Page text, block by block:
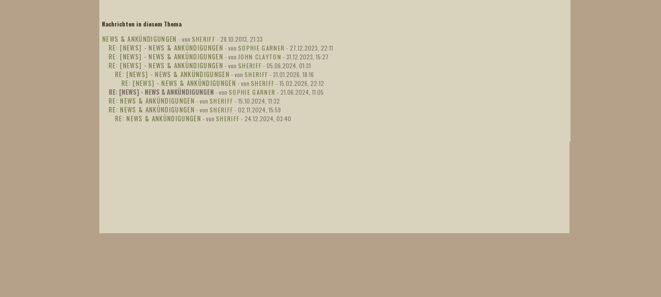
werden möchte.
Nachrichten in diesem Thema
NEWS & ANKÜNDIGUNGEN - von SHERIFF - 28.10.2013, 21:33
RE: [NEWS] - NEWS & ANKÜNDIGUNGEN - von SOPHIE GARNER - 27.12.2023, 22:11
RE: [NEWS] - NEWS & ANKÜNDIGUNGEN - von JOHN CLAYTON - 31.12.2023, 15:27
RE: [NEWS] - NEWS & ANKÜNDIGUNGEN - von SHERIFF - 05.06.2024, 01:31
RE: [NEWS] - NEWS & ANKÜNDIGUNGEN - von SHERIFF - 31.01.2026, 18:16
RE: [NEWS] - NEWS & ANKÜNDIGUNGEN - von SHERIFF - 15.02.2026, 22:12
RE: [NEWS] - NEWS & ANKÜNDIGUNGEN - von SOPHIE GARNER - 21.06.2024, 11:05
RE: NEWS & ANKÜNDIGUNGEN - von SHERIFF - 15.10.2024, 11:32
RE: NEWS & ANKÜNDIGUNGEN - von SHERIFF - 02.11.2024, 15:59
RE: NEWS & ANKÜNDIGUNGEN - von SHERIFF - 24.12.2024, 03:40